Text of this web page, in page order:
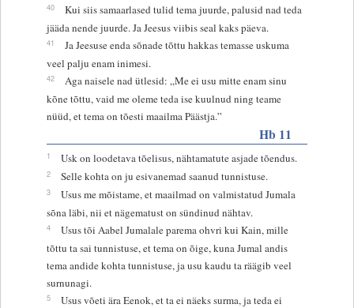
40
Kui siis samaarlased tulid tema juurde, palusid nad teda
jääda nende juurde. Ja Jeesus viibis seal kaks päeva.
41
Ja Jeesuse enda sõnade tõttu hakkas temasse uskuma
veel palju enam inimesi.
42
Aga naisele nad ütlesid: „Me ei usu mitte enam sinu
kõne tõttu, vaid me oleme teda ise kuulnud ning teame
nüüd, et tema on tõesti maailma Päästja.”
Hb 11
1 Usk on loodetava tõelisus, nähtamatute asjade tõendus.
2 Selle kohta on ju esivanemad saanud tunnistuse.
3
Usus me mõistame, et maailmad on valmistatud Jumala
sõna läbi, nii et nägematust on sündinud nähtav.
4
Usus tõi Aabel Jumalale parema ohvri kui Kain, mille
tõttu ta sai tunnistuse, et tema on õige, kuna Jumal andis
tema andide kohta tunnistuse, ja usu kaudu ta räägib veel
surnunagi.
5
Usus võeti ära Eenok, et ta ei näeks surma, ja teda ei